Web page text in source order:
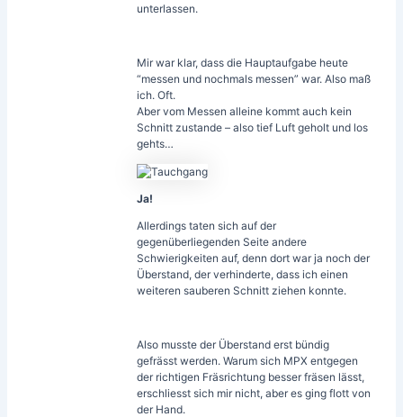
unterlassen.
Mir war klar, dass die Hauptaufgabe heute
“messen und nochmals messen” war. Also maß
ich. Oft.
Aber vom Messen alleine kommt auch kein
Schnitt zustande – also tief Luft geholt und los
gehts…
Ja!
Allerdings taten sich auf der
gegenüberliegenden Seite andere
Schwierigkeiten auf, denn dort war ja noch der
Überstand, der verhinderte, dass ich einen
weiteren sauberen Schnitt ziehen konnte.
Also musste der Überstand erst bündig
gefrässt werden. Warum sich MPX entgegen
der richtigen Fräsrichtung besser fräsen lässt,
erschliesst sich mir nicht, aber es ging flott von
der Hand.